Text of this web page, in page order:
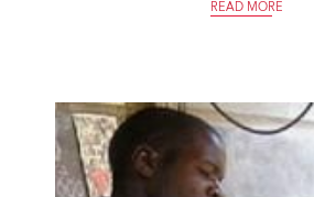
READ MORE